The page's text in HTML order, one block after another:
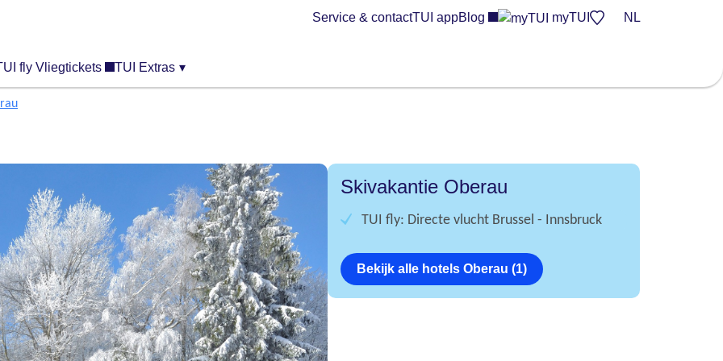
fly Vliegtickets TUI Extras ▾
Service & contactTUI appBlog myTUI NL
Skivakantie Oberau
TUI fly: Directe vlucht Brussel - Innsbruck
Bekijk alle hotels Oberau (1)